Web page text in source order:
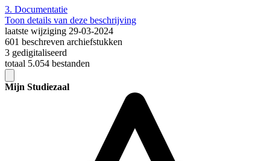
3. Documentatie
Toon details van deze beschrijving
laatste wijziging 29-03-2024
601 beschreven archiefstukken
3 gedigitaliseerd
totaal 5.054 bestanden
Mijn Studiezaal